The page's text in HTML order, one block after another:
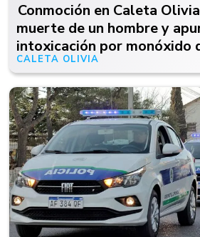
Conmoción en Caleta
muerte de un hombre y
intoxicación por monóxido
CALETA OLIVIA